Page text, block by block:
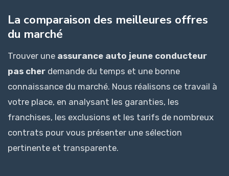
La comparaison des meilleures offres
du marché
Trouver une assurance auto jeune conducteur
pas cher demande du temps et une bonne
connaissance du marché. Nous réalisons ce travail à
votre place, en analysant les garanties, les
franchises, les exclusions et les tarifs de nombreux
contrats pour vous présenter une sélection
pertinente et transparente.